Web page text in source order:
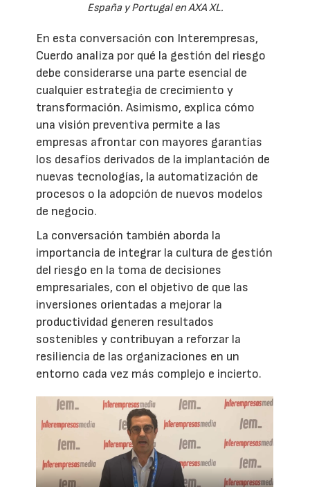
España y Portugal en AXA XL.
En esta conversación con Interempresas,
Cuerdo analiza por qué la gestión del riesgo
debe considerarse una parte esencial de
cualquier estrategia de crecimiento y
transformación. Asimismo, explica cómo
una visión preventiva permite a las
empresas afrontar con mayores garantías
los desafíos derivados de la implantación de
nuevas tecnologías, la automatización de
procesos o la adopción de nuevos modelos
de negocio.
La conversación también aborda la
importancia de integrar la cultura de gestión
del riesgo en la toma de decisiones
empresariales, con el objetivo de que las
inversiones orientadas a mejorar la
productividad generen resultados
sostenibles y contribuyan a reforzar la
resiliencia de las organizaciones en un
entorno cada vez más complejo e incierto.